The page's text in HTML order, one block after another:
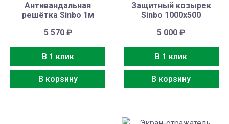
Антивандальная
решётка Sinbo 1м
5 570 ₽
В 1 клик
В корзину
Защитный козырек
Sinbo 1000х500
5 000₽
В 1 клик
В корзину